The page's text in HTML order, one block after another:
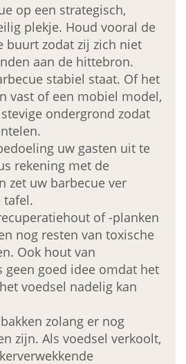
op een strategisch,
plekje. Houd vooral de
buurt zodat zij zich niet
aan de hittebron.
stabiel staat. Of het
vast of een mobiel model,
ondergrond zodat
uw gasten uit te
rekening met de
zet uw barbecue ver
tafel.
of -planken
nog resten van toxische
Ook hout van
geen goed idee omdat het
voedsel nadelig kan
zolang er nog
zijn. Als voedsel verkoolt,